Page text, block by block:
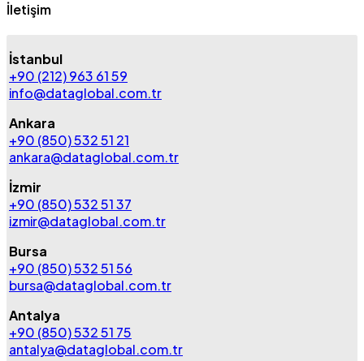
İletişim
İstanbul
+90 (212) 963 61 59
info@dataglobal.com.tr
Ankara
+90 (850) 532 51 21
ankara@dataglobal.com.tr
İzmir
+90 (850) 532 51 37
izmir@dataglobal.com.tr
Bursa
+90 (850) 532 51 56
bursa@dataglobal.com.tr
Antalya
+90 (850) 532 51 75
antalya@dataglobal.com.tr